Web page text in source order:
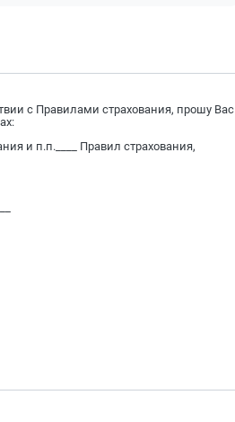
с Правилами страхования, прошу Вас
и п.п.____ Правил страхования,